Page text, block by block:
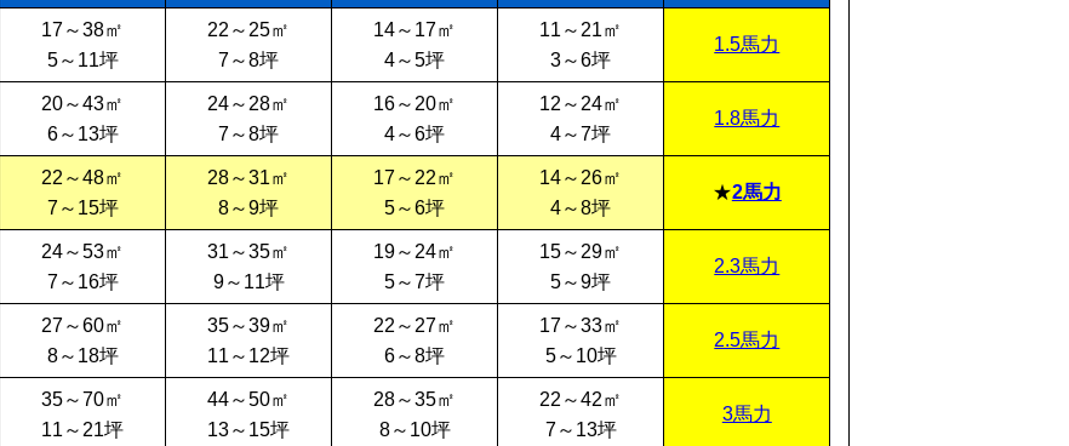
17～38㎡
5～11坪
22～25㎡
7～8坪
14～17㎡
4～5坪
11～21㎡
3～6坪
1.5馬力
20～43㎡
6～13坪
24～28㎡
7～8坪
16～20㎡
4～6坪
12～24㎡
4～7坪
1.8馬力
22～48㎡
7～15坪
28～31㎡
8～9坪
17～22㎡
5～6坪
14～26㎡
4～8坪
2馬力
24～53㎡
7～16坪
31～35㎡
9～11坪
19～24㎡
5～7坪
15～29㎡
5～9坪
2.3馬力
27～60㎡
8～18坪
35～39㎡
11～12坪
22～27㎡
6～8坪
17～33㎡
5～10坪
2.5馬力
35～70㎡
11～21坪
44～50㎡
13～15坪
28～35㎡
8～10坪
22～42㎡
7～13坪
3馬力